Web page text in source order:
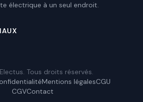
électrique à un seul endroit.
Tous droits réservés.
Mentions légalesCGU
CGVContact